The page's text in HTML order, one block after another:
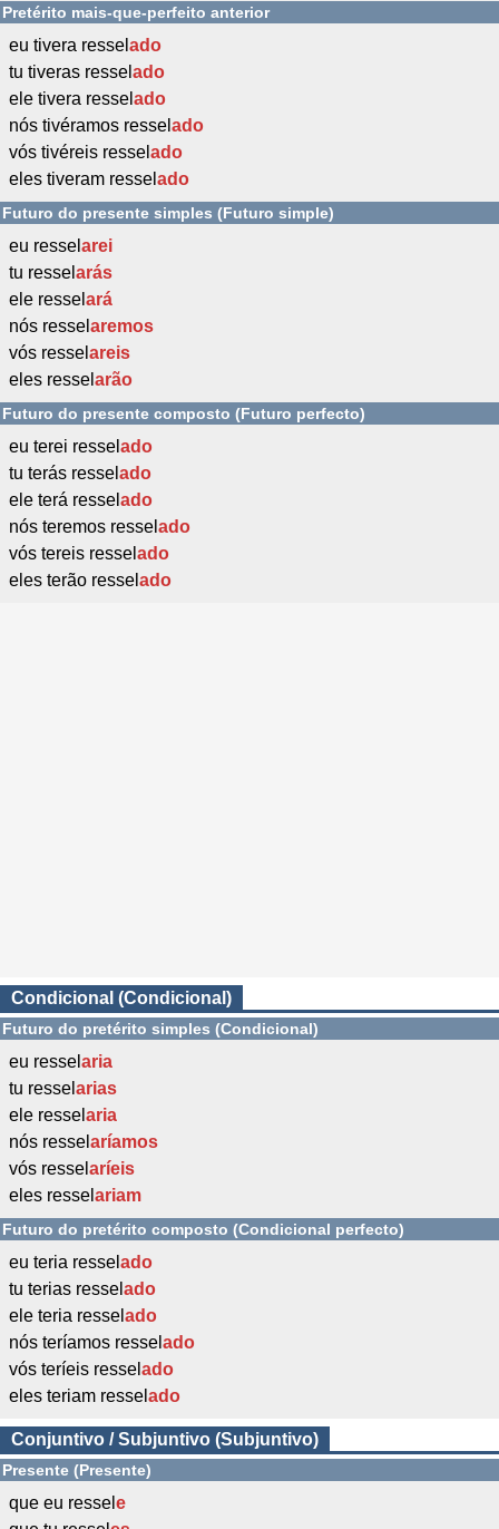
Pretérito mais-que-perfeito anterior
eu tivera ressel ado
tu tiveras ressel ado
ele tivera ressel ado
nós tivéramos ressel ado
vós tivéreis ressel ado
eles tiveram ressel ado
Futuro do presente simples (Futuro simple)
eu ressel arei
tu ressel arás
ele ressel ará
nós ressel aremos
vós ressel areis
eles ressel arão
Futuro do presente composto (Futuro perfecto)
eu terei ressel ado
tu terás ressel ado
ele terá ressel ado
nós teremos ressel ado
vós tereis ressel ado
eles terão ressel ado
Condicional (Condicional)
Futuro do pretérito simples (Condicional)
eu ressel aria
tu ressel arias
ele ressel aria
nós ressel aríamos
vós ressel aríeis
eles ressel ariam
Futuro do pretérito composto (Condicional perfecto)
eu teria ressel ado
tu terias ressel ado
ele teria ressel ado
nós teríamos ressel ado
vós teríeis ressel ado
eles teriam ressel ado
Conjuntivo / Subjuntivo (Subjuntivo)
Presente (Presente)
que eu ressel e